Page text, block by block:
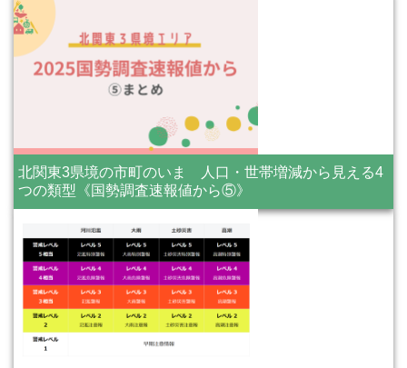
北関東3県境の市町のいま 人口・世帯増減から見える4
つの類型《国勢調査速報値から⑤》